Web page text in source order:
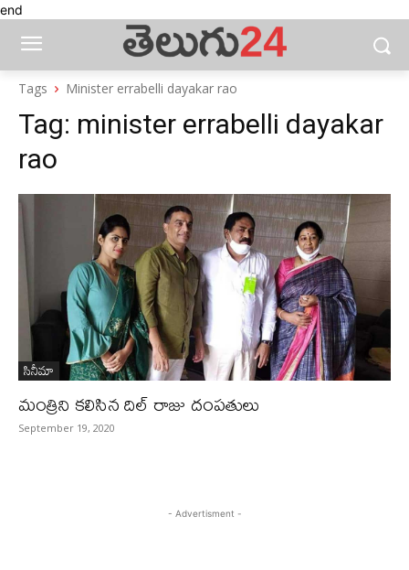
end
Tags Minister errabelli dayakar rao
Tag: minister errabelli dayakar
rao
సినీమా
మంత్రిని కలిసిన దిల్ రాజు దంపతులు
September 19, 2020
- Advertisment -